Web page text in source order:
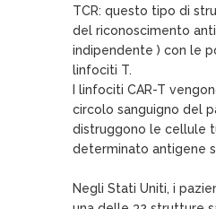
TCR: questo tipo di
del riconoscimento
indipendente ) con le
linfociti T.
I linfociti CAR-T
circolo sanguigno del
distruggono le cellule
determinato antigene
Negli Stati Uniti, i